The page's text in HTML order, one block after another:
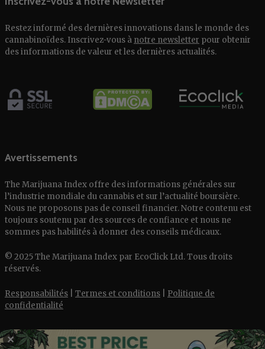
Restez informé des dernières innovations dans le monde des
cannabinoïdes. Inscrivez-vous à notre newsletter pour obtenir
des informations de valeur et les dernières actualités.
Avertissements
The Marijuana Index offre des informations générales sur
l’industrie mondiale du cannabis et sur l’actualité boursière.
Nous ne proposons pas de conseil financier. Notre contenu est
toujours soutenu par des sources de confiance et nous ne
sommes pas habilités à donner des conseils médicaux.
© 2025 The Marijuana Index par EcoClick Ltd. Tous droits
réservés.
Responsabilités Termes et conditions
Politique de
confidentialité
✕